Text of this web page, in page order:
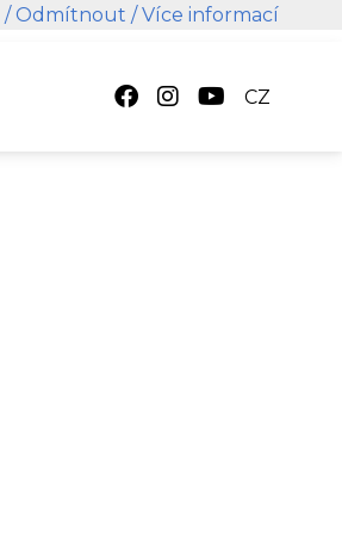
CZ
/ Odmítnout / Více informací